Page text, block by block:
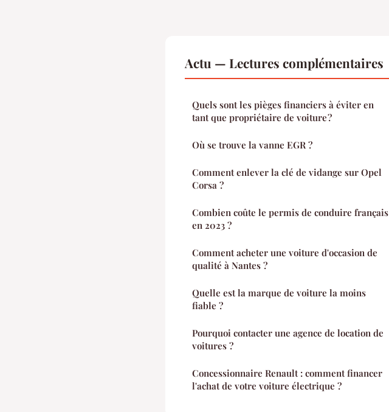
Actu — Lectures complémentaires
Quels sont les pièges financiers à éviter en
tant que propriétaire de voiture ?
Où se trouve la vanne EGR ?
Comment enlever la clé de vidange sur Opel
Corsa ?
Combien coûte le permis de conduire français
en 2023 ?
Comment acheter une voiture d'occasion de
qualité à Nantes ?
Quelle est la marque de voiture la moins
fiable ?
Pourquoi contacter une agence de location de
voitures ?
Concessionnaire Renault : comment financer
l'achat de votre voiture électrique ?